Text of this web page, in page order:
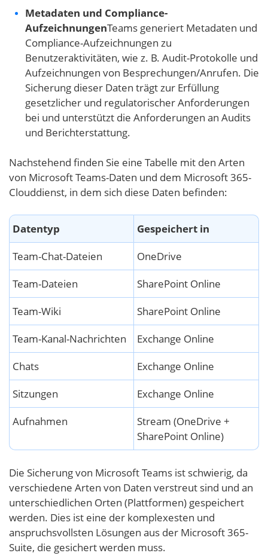
Metadaten und Compliance-
AufzeichnungenTeams generiert Metadaten und
Compliance-Aufzeichnungen zu
Benutzeraktivitäten, wie z. B. Audit-Protokolle und
Aufzeichnungen von Besprechungen/Anrufen. Die
Sicherung dieser Daten trägt zur Erfüllung
gesetzlicher und regulatorischer Anforderungen
bei und unterstützt die Anforderungen an Audits
und Berichterstattung.
Nachstehend finden Sie eine Tabelle mit den Arten
von Microsoft Teams-Daten und dem Microsoft 365-
Clouddienst, in dem sich diese Daten befinden:
Datentyp
Gespeichert in
Team-Chat-Dateien
OneDrive
Team-Dateien
SharePoint Online
Team-Wiki
SharePoint Online
Team-Kanal-Nachrichten
Exchange Online
Chats
Exchange Online
Sitzungen
Exchange Online
Aufnahmen
Stream (OneDrive +
SharePoint Online)
Die Sicherung von Microsoft Teams ist schwierig, da
verschiedene Arten von Daten verstreut sind und an
unterschiedlichen Orten (Plattformen) gespeichert
werden. Dies ist eine der komplexesten und
anspruchsvollsten Lösungen aus der Microsoft 365-
Suite, die gesichert werden muss.